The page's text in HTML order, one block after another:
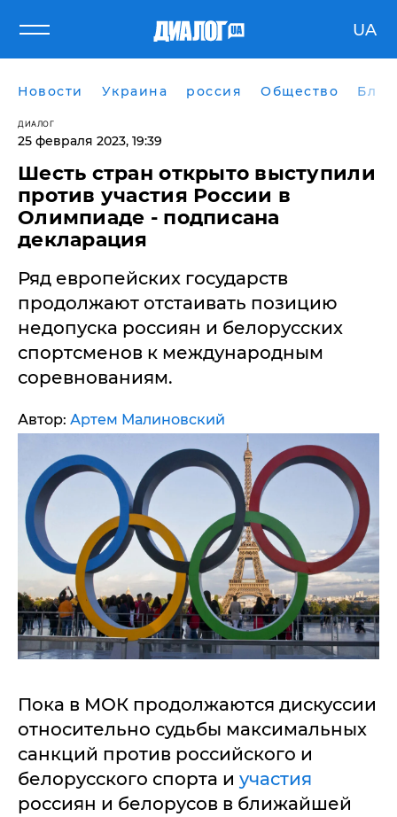
UA
Новости Украина россия Общество
ДИАЛОГ
25 февраля 2023, 19:39
Шесть стран открыто выступили
против участия России в
Олимпиаде - подписана
декларация
Ряд европейских государств
продолжают отстаивать позицию
недопуска россиян и белорусских
спортсменов к международным
соревнованиям.
Автор: Артем Малиновский
Пока в МОК продолжаются дискуссии
относительно судьбы максимальных
санкций против российского и
белорусского спорта и участия
россиян и белорусов в ближайшей